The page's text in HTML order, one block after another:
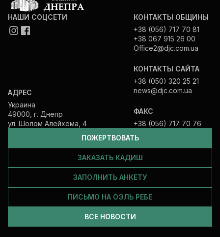
ПОЖЕРТВОВАТЬ
ЗАКАЗАТЬ КАДИШ
ЗАПОЛНИТЬ АНКЕТУ
ПИСЬМО НА ОЭЛЬ РЕБЕ
ВСЕ НОВОСТИ
НАШИ СОЦСЕТИ
АДРЕС
Украина
49000, г. Днепр
ул. Шолом Алейхема, 4
КОНТАКТЫ ОБЩИНЫ
+38 (056) 717 70 81
+38 067 915 26 00
Office2@djc.com.ua
КОНТАКТЫ САЙТА
+38 (050) 320 25 21
news@djc.com.ua
ФАКС
+38 (056) 717 70 76